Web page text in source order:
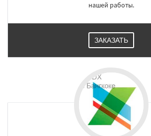
нашей работы.
ЗАКАЗАТЬ